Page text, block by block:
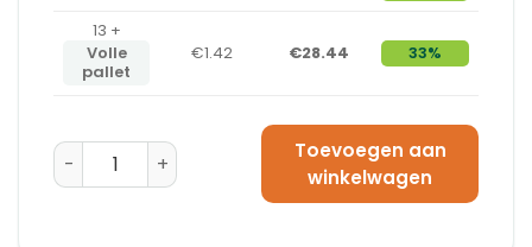
13 +
Volle
pallet
€1.42 €28.44 33%
Amerikaanse Vouwdoos 594 x 394 x 388 - C-Golf
Toevoegen aan
winkelwagen